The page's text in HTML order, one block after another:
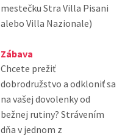
mestečku Stra Villa Pisani
alebo Villa Nazionale)
Zábava
Chcete prežiť
dobrodružstvo a odkloniť sa
na vašej dovolenky od
bežnej rutiny? Strávením
dňa v jednom z